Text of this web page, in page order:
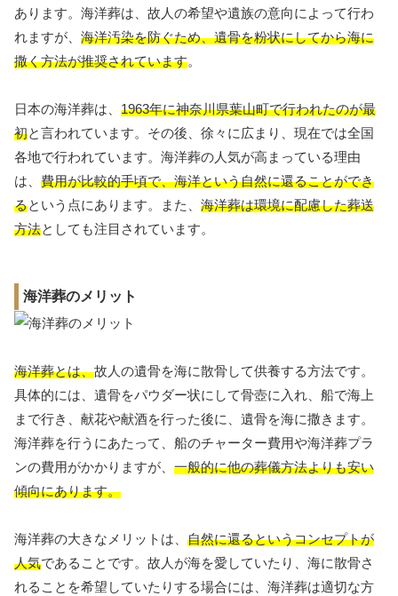
あります。海洋葬は、故人の希望や遺族の意向によって行わ
れますが、 海洋汚染を防ぐため、遺骨を粉状にしてから海に
撒く方法が推奨されています。
日本の海洋葬は、 1963年に神奈川県葉山町で行われたのが最
初と言われています。その後、徐々に広まり、現在では全国
各地で行われています。海洋葬の人気が高まっている理由
は、 費用が比較的手頃で、海洋という自然に還ることができ
るという点にあります。また、 海洋葬は環境に配慮した葬送
方法としても注目されています。
海洋葬のメリット
海洋葬とは、故人の遺骨を海に散骨して供養する方法です。
具体的には、遺骨をパウダー状にして骨壺に入れ、船で海上
まで行き、献花や献酒を行った後に、遺骨を海に撒きます。
海洋葬を行うにあたって、船のチャーター費用や海洋葬プラ
ンの費用がかかりますが、 一般的に他の葬儀方法よりも安い
傾向にあります。
海洋葬の大きなメリットは、 自然に還るというコンセプトが
人気であることです。故人が海を愛していたり、海に散骨さ
れることを希望していたりする場合には、海洋葬は適切な方